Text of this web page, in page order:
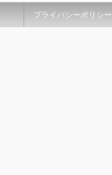
プライバシーポリシー